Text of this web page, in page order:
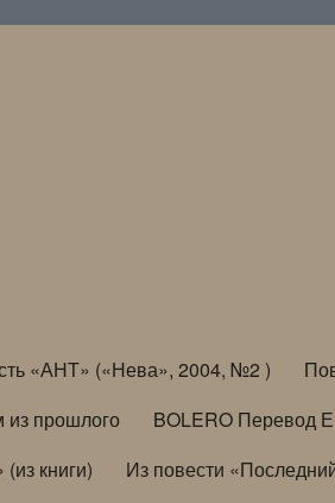
«АНТ» («Нева», 2004, №2 )
из прошлого BOLERO Перевод
книги) Из повести